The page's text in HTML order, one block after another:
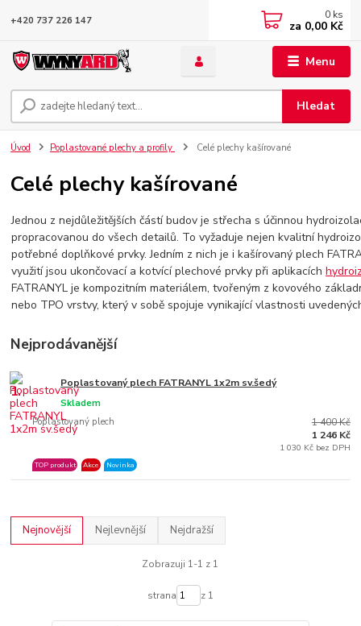
Menu
Hledat
+420 737 226 147 0 ks
za 0,00 Kč
Úvod Poplastované plechy a profily Celé plechy kašírované
Celé plechy kašírované
Jednou z nejdůležitějších částí budov je střecha s účinnou
propracovanou do všech detailů. To vyžaduje nejen kvalitní
potřebné doplňkové prvky. Jedním z nich je i kašírovaný plech
využití jsou ukončovací a kotvící plechové prvky při aplikacích
FATRANYL je kompozitním materiálem, tvořeným z kovového
nebo TPO vrstvy, který v sobě spojuje vynikající vlastnosti
Nejprodávanější
1. Poplastovaný plech FATRANYL 1x2m sv.šedý
Poplastovaný plech
Skladem
TOP produkt Akce Novinka
1 400 Kč
1 246 Kč
1 030 Kč bez DPH
Nejnovější Nejlevnější Nejdražší
Zobrazuji 1-1 z 1
strana z 1